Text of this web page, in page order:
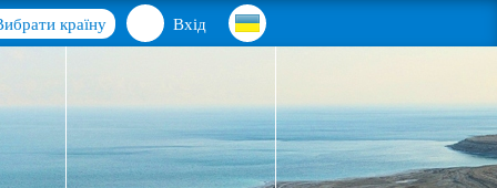
Вхід
країну